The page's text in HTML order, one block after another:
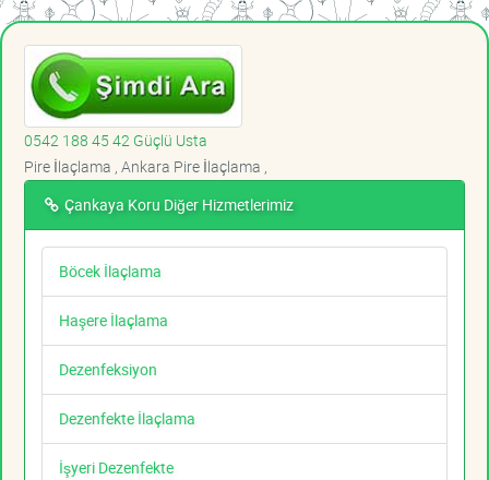
0542 188 45 42 Güçlü Usta
Pire İlaçlama , Ankara Pire İlaçlama ,
Çankaya Koru Diğer Hizmetlerimiz
Böcek İlaçlama
Haşere İlaçlama
Dezenfeksiyon
Dezenfekte İlaçlama
İşyeri Dezenfekte